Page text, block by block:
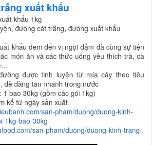
xuất khẩu
khẩu 1kg
đường cát trắng, đường xuất khẩu
khẩu đem đến vị ngọt đậm đà cùng sự tiện
món ăn và các thức uống yêu thích trà, cà
được tinh luyện từ mía cây theo tiêu
dễ dàng tan nhanh trong nước
1 bao 30kg (gồm các gói 1kg)
kể từ ngày sản xuất
san-pham/duong/duong-kinh-
1kg-bao-30kg
san-pham/duong/duong-kinh-trang-